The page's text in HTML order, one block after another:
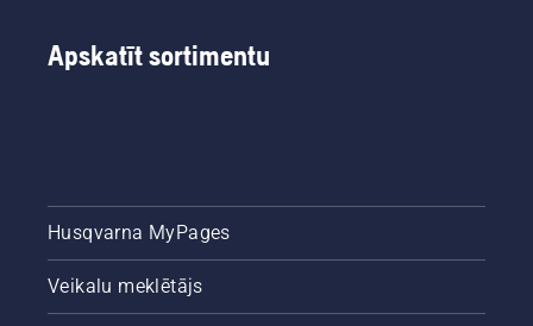
Apskatīt sortimentu
Husqvarna MyPages
Veikalu meklētājs